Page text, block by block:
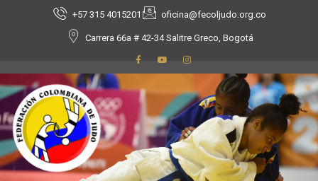
+57 315 4015201 oficina@fecoljudo.org.co
Carrera 66a # 42-34 Salitre Greco, Bogotá